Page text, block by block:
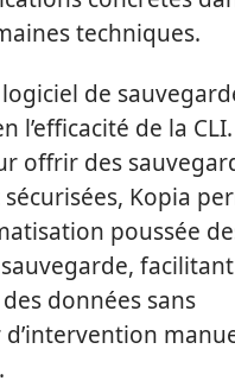
techniques.
de
l’efficacité de la CLI.
offrir des
Kopia
poussée
données sans
d’intervention